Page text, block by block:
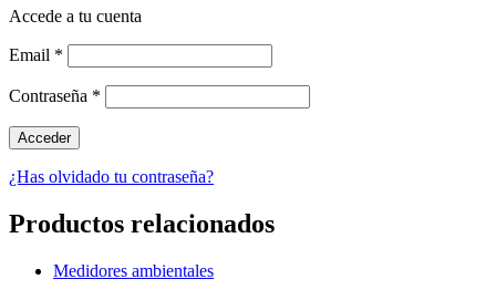
Accede a tu cuenta
Email *
Contraseña *
¿Has olvidado tu contraseña?
Productos relacionados
Medidores ambientales